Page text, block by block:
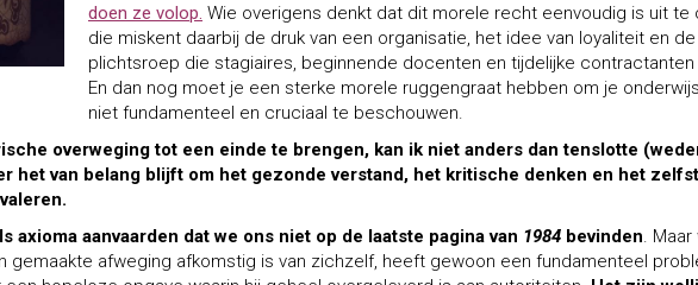
doen ze volop. Wie overigens denkt dat dit morele recht eenvoudig is uit te
die miskent daarbij de druk van een organisatie, het idee van loyaliteit en de
plichtsroep die stagiaires, beginnende docenten en tijdelijke contractanten
En dan nog moet je een sterke morele ruggengraat hebben om je
niet fundamenteel en cruciaal te beschouwen.
overweging tot een einde te brengen, kan ik niet anders dan tenslotte
het van belang blijft om het gezonde verstand, het kritische denken en het
axioma aanvaarden dat we ons niet op de laatste pagina van 1984 bevinden.
gemaakte afweging afkomstig is van zichzelf, heeft gewoon een fundamenteel